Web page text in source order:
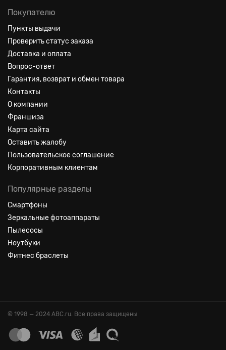
Покупателю
Пункты выдачи
Проверить статус заказа
Доставка и оплата
Вопрос-ответ
Гарантия, возврат и обмен товара
Контакты
О компании
Франшиза
Карта сайта
Оставить жалобу
Пользовательское соглашение
Корпоративным клиентам
Популярные разделы
Смартфоны
Зеркальные фотоаппараты
Пылесосы
Ноутбуки
Фитнес браслеты
© 1998 — 2024 ABC.ru. Все права защищены